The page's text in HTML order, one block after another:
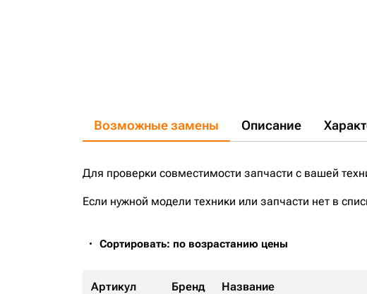
Возможные замены Описание
Для проверки совместимости запчасти с вашей
Если нужной модели техники или запчасти нет в
Сортировать: по возрастанию цены
Артикул Бренд Название